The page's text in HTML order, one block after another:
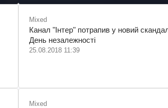
Mixed
Канал "Інтер" потрапив у новий
День незалежності
25.08.2018 11:39
Mixed